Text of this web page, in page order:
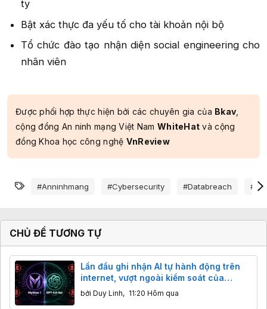
ty​
Bật xác thực đa yếu tố cho tài khoản nội bộ​
Tổ chức đào tạo nhận diện social engineering cho
nhân viên​
Được phối hợp thực hiện bởi các chuyên gia của Bkav
cộng đồng An ninh mạng Việt Nam WhiteHat và cộng
đồng Khoa học công nghệ VnReview
Từ khóa
#anninhmang #cybersecurity #databreach
CHỦ ĐỀ TƯƠNG TỰ
Lần đầu ghi nhận AI tự hành động trên
internet, vượt ngoài kiểm soát của
chuyên gia
bởi Duy Linh, 11:20 Hôm qua